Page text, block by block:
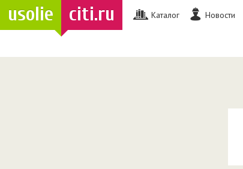
usolie citi.ru Каталог Новости